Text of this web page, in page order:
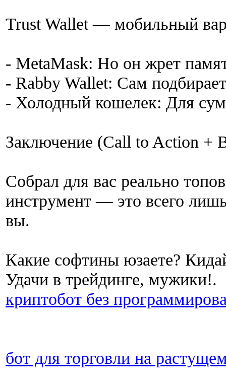
Trust Wallet — мобильный
- MetaMask: Но он жрет
- Rabby Wallet: Сам
- Холодный кошелек: Для
Заключение (Call to Action +
Собрал для вас реально
инструмент — это всего
вы.
Какие софтины юзаете?
Удачи в трейдинге, мужики!.
криптобот без
бот для торговли на